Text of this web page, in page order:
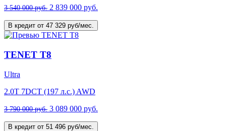
3 540 000 руб. 2 839 000 руб.
В кредит от 47 329 руб/мес.
TENET T8
Ultra
2.0T 7DCT (197 л.с.) AWD
3 790 000 руб. 3 089 000 руб.
В кредит от 51 496 руб/мес.